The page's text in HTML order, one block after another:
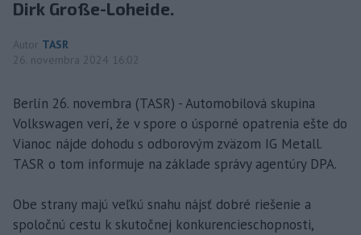
Dirk Große-Loheide.
Autor TASR
26. novembra 2024 16:02
Berlín 26. novembra (TASR) - Automobilová skupina
Volkswagen verí, že v spore o úsporné opatrenia ešte do
Vianoc nájde dohodu s odborovým zväzom IG Metall.
TASR o tom informuje na základe správy agentúry DPA.
Obe strany majú veľkú snahu nájsť dobré riešenie a
spoločnú cestu k skutočnej konkurencieschopnosti,